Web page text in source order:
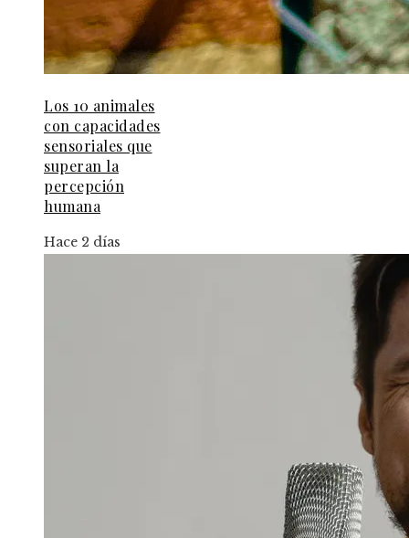
Los 10 animales
con capacidades
sensoriales que
superan la
percepción
humana
Hace 2 días